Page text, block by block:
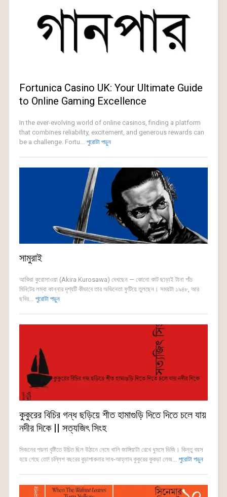
Fortunica Casino UK: Your Ultimate Guide
to Online Gaming Excellence
In the ever-evolving world of online casinos, finding a platform
that combines reliability, excitement, and generous rewards can
be a challenge. Fortu... পুরোটা পড়ুন
সামুরাই
আকিরা কুরোসাওয়া (Akira Kurosawa) দেখছেন — কোনো কাট ছাড়াই টানা পাঁচ
মিনিটের লম্বা কান্নার দৃশ্যটি কীভাবে তার অভিনেতা ফুটিয়ে তুলছেন। সময়টা ১৯৪৮, আর
ছবির... পুরোটা পড়ুন
কুকুরের বিচির গন্ধ ছড়িয়ে শীত হামাগুড়ি দিতে দিতে চলে যায়
নদীর দিকে || সত্যজিৎ সিংহ
সিজনের পয়লা বৃষ্টিতে উচিত ছিল উঠানে নেমে খালি জাঙ্গিয়াটা রেখে ধুমসে ভিজি। কিন্তু বয়স
হয়ে গেছে তো! চল্লিশ বছরের বুড়াপাকনার সাধ-আহ্লাদ কুকুরের কুকড়া লেজ... পুরোটা পড়ুন